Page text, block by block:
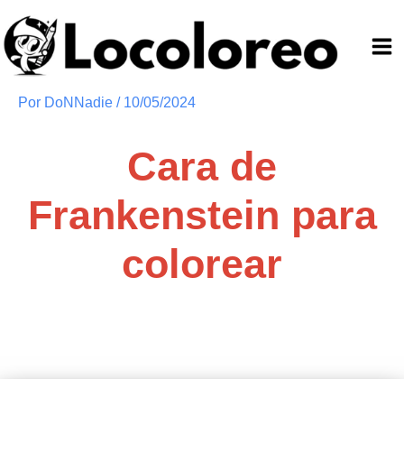
al
contenido
Por DoNNadie / 10/05/2024
Cara de
Frankenstein para
colorear